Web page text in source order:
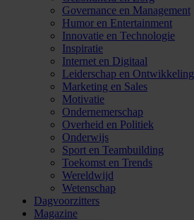
Governance en Management
Humor en Entertainment
Innovatie en Technologie
Inspiratie
Internet en Digitaal
Leiderschap en Ontwikkeling
Marketing en Sales
Motivatie
Ondernemerschap
Overheid en Politiek
Onderwijs
Sport en Teambuilding
Toekomst en Trends
Wereldwijd
Wetenschap
Dagvoorzitters
Magazine